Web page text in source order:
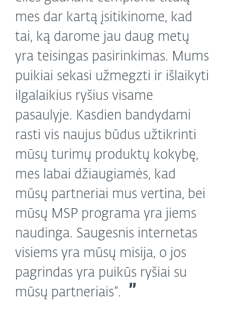
mes dar kartą įsitikinome, kad
tai, ką darome jau daug metų
yra teisingas pasirinkimas. Mums
puikiai sekasi užmegzti ir išlaikyti
ilgalaikius ryšius visame
pasaulyje. Kasdien bandydami
rasti vis naujus būdus užtikrinti
mūsų turimų produktų kokybę,
mes labai džiaugiamės, kad
mūsų partneriai mus vertina, bei
mūsų MSP programa yra jiems
naudinga. Saugesnis internetas
visiems yra mūsų misija, o jos
pagrindas yra puikūs ryšiai su
mūsų partneriais”.